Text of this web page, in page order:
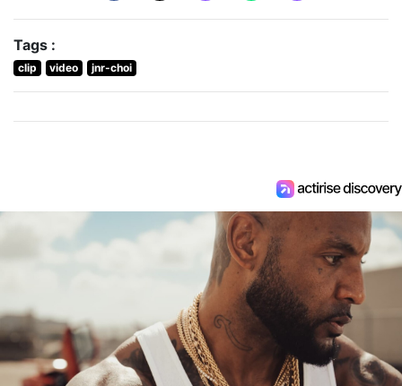
Tags :
clip video jnr-choi